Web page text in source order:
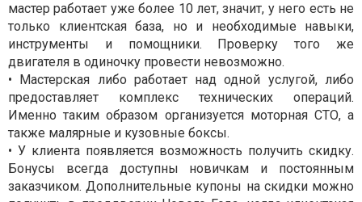
мастер работает уже более 10 лет, значит, у него есть не
только клиентская база, но и необходимые навыки,
инструменты и помощники. Проверку того же
двигателя в одиночку провести невозможно.
• Мастерская либо работает над одной услугой, либо
предоставляет комплекс технических операций.
Именно таким образом организуется моторная СТО, а
также малярные и кузовные боксы.
• У клиента появляется возможность получить скидку.
Бонусы всегда доступны новичкам и постоянным
заказчиком. Дополнительные купоны на скидки можно